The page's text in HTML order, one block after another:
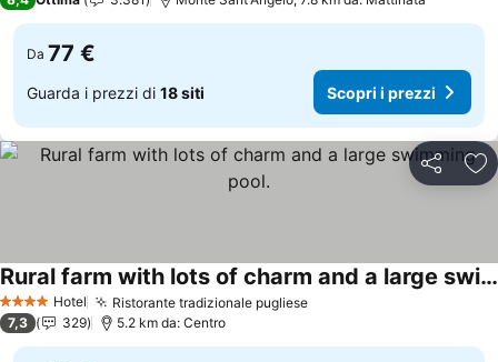
Da 77 €
Guarda i prezzi di 18 siti Scopri i prezzi
Condividi
4 Stelle Hotel Ristorante tradizionale puglieseScopri i prezzi
Rural farm with lots of charm and a large swimming pool.
Scopri i prezzi
7,3 329 5.2 km da: Centro